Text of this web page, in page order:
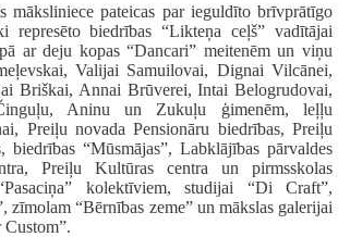
māksliniece pateicas par ieguldīto brīvprātīgo
represēto biedrības “Likteņa ceļš” vadītājai
ar deju kopas “Dancari” meitenēm un viņu
Valijai Samuilovai, Dignai Vilcānei,
Briškai, Annai Brūverei, Intai Belogrudovai,
Aninu un Zukuļu ģimenēm, leļļu
Preiļu novada Pensionāru biedrības, Preiļu
biedrības “Mūsmājas”, Labklājības pārvaldes
Preiļu Kultūras centra un pirmsskolas
kolektīviem, studijai “Di Craft”,
zīmolam “Bērnības zeme” un mākslas galerijai